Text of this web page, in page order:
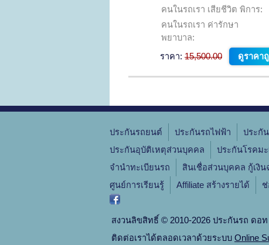
คนในรถเรา เสียชีวิต พิการ:
คนในรถเรา ค่ารักษา
พยาบาล:
ราคา: 15,500.00 ดูราคา
ประกันรถยนต์ ประกันรถไฟฟ้า ประกั
ประกันอุบัติเหตุส่วนบุคคล
ประกันโรคมะ
จํานําทะเบียนรถ
สินเชื่อส่วนบุคคล กู้เงิน
ศูนย์การเรียนรู้
Affiliate สร้างรายได้
สงวนลิขสิทธิ์ © 2010-2026 ประกันรถ ดอ
ติดต่อเราได้ตลอดเวลาด้วยระบบ Online